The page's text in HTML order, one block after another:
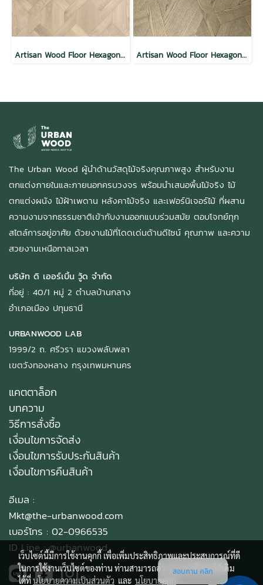
Artisan Wood Floor Hexagon Weave Passion Artisan Wood Floor Hexagon Weave Charm
The Urban Wood ผู้นำด้านวัสดุไม้จริงคุณภาพสูง สำหรับงาน
ตกแต่งภายในและภายนอกครบวงจร พร้อมนำเสนอพื้นไม้จริง ไม้
ตกแต่งผนัง ไม้ฝ้าเพดาน หลังคาไม้จริง และเฟอร์นิเจอร์ไม้ ที่ผสาน
ความงามจากธรรมชาติเข้ากับงานออกแบบร่วมสมัย ตอบโจทย์ทุก
สไตล์การอยู่อาศัย ด้วยงานไม้ที่โดดเด่นด้านดีไซน์ คุณภาพ และความ
สวยงามเหนือกาลเวลา
บริษัท ดิ เออร์เบิ้น วู้ด จำกัด
ที่อยู่ : 40/1 หมู่ 2 ตำบลบ้านกลาง
อำเภอเมือง ปทุมธานี
URBANWOOD LAB
1999/2 ถ. ศรีวรา แขวงพลับพลา
เขตวังทองหลาง กรุงเทพมหานคร
แคตตาล็อก
บทความ
วิธีการสั่งซื้อ
เงื่อนไขการจัดส่ง
เงื่อนไขการรับประกันสินค้า
เงื่อนไขการคืนสินค้า
อีเมล :
Mkt@the-urbanwood.com
เบอร์โทร : 02-0966535
ID Line :@urbanwood
เว็บไซต์นี้มีการใช้งานคุกกี้ เพื่อเพิ่มประสิทธิภาพและประสบการณ์ที่ดี
ในการใช้งานเว็บไซต์ของท่าน ท่านสามารถอ่านรายละเอียดเพิ่มเติม
ได้ที่นโยบายความเป็นส่วนตัว และ นโยบายคุกกี้
สอบถาม คลิก